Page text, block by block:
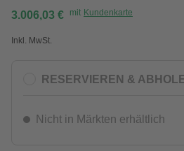
3.006,03 € mit Kundenkarte
Inkl. MwSt.
RESERVIEREN &
Nicht in Märkten erhältlich